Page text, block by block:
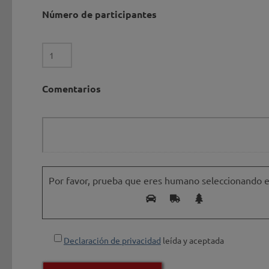
Número de participantes
Comentarios
Por favor, prueba que eres humano seleccionando
Declaración de privacidad leída y aceptada